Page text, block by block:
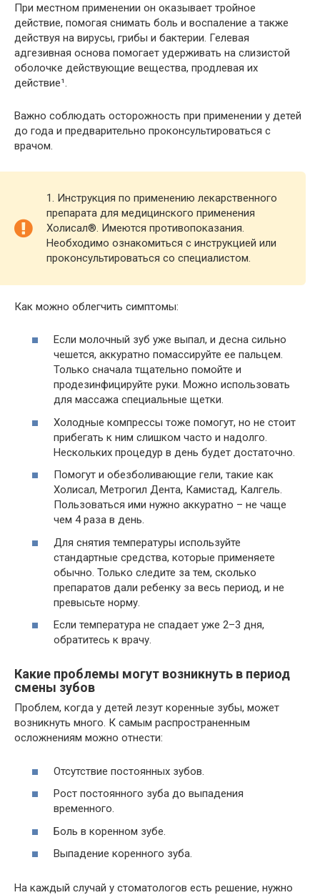
При местном применении он оказывает тройное
действие, помогая снимать боль и воспаление а также
действуя на вирусы, грибы и бактерии. Гелевая
адгезивная основа помогает удерживать на слизистой
оболочке действующие вещества, продлевая их
действие¹.
Важно соблюдать осторожность при применении у детей
до года и предварительно проконсультироваться с
врачом.
1. Инструкция по применению лекарственного
препарата для медицинского применения
Холисал®. Имеются противопоказания.
Необходимо ознакомиться с инструкцией или
проконсультироваться со специалистом.
Как можно облегчить симптомы:
Если молочный зуб уже выпал, и десна сильно
чешется, аккуратно помассируйте ее пальцем.
Только сначала тщательно помойте и
продезинфицируйте руки. Можно использовать
для массажа специальные щетки.
Холодные компрессы тоже помогут, но не стоит
прибегать к ним слишком часто и надолго.
Нескольких процедур в день будет достаточно.
Помогут и обезболивающие гели, такие как
Холисал, Метрогил Дента, Камистад, Калгель.
Пользоваться ими нужно аккуратно – не чаще
чем 4 раза в день.
Для снятия температуры используйте
стандартные средства, которые применяете
обычно. Только следите за тем, сколько
препаратов дали ребенку за весь период, и не
превысьте норму.
Если температура не спадает уже 2–3 дня,
обратитесь к врачу.
Какие проблемы могут возникнуть в период
смены зубов
Проблем, когда у детей лезут коренные зубы, может
возникнуть много. К самым распространенным
осложнениям можно отнести:
Отсутствие постоянных зубов.
Рост постоянного зуба до выпадения
временного.
Боль в коренном зубе.
Выпадение коренного зуба.
На каждый случай у стоматологов есть решение, нужно